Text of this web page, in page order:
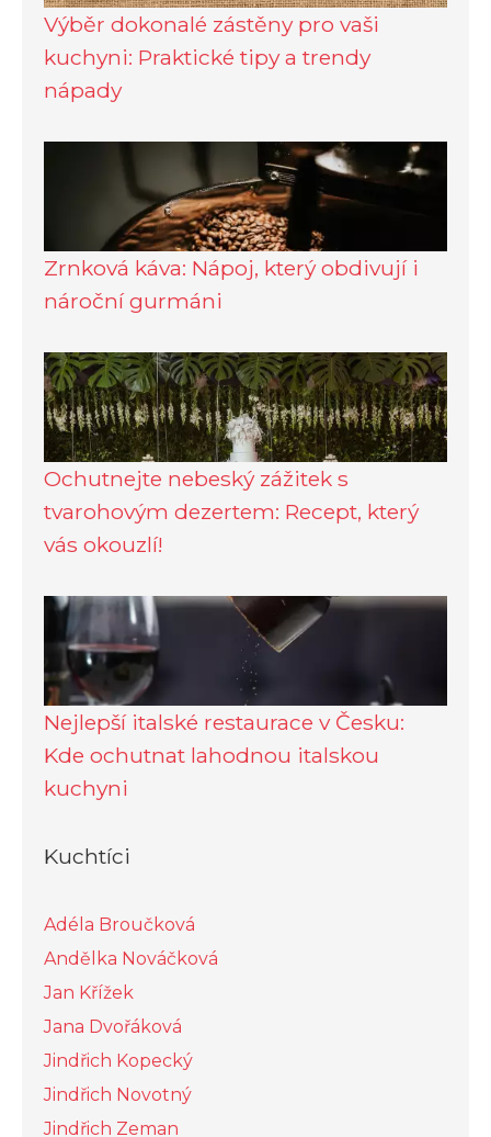
Výběr dokonalé zástěny pro vaši
kuchyni: Praktické tipy a trendy
nápady
Zrnková káva: Nápoj, který obdivují i
nároční gurmáni
Ochutnejte nebeský zážitek s
tvarohovým dezertem: Recept, který
vás okouzlí!
Nejlepší italské restaurace v Česku:
Kde ochutnat lahodnou italskou
kuchyni
Kuchtíci
Adéla Broučková
Andělka Nováčková
Jan Křížek
Jana Dvořáková
Jindřich Kopecký
Jindřich Novotný
Jindřich Zeman